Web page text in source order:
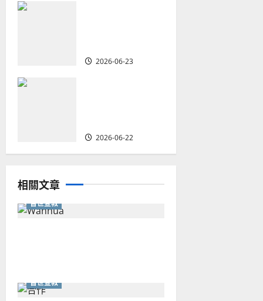
n
2026-06-23
2026-06-22
相關文章
普世宣教
普世宣教